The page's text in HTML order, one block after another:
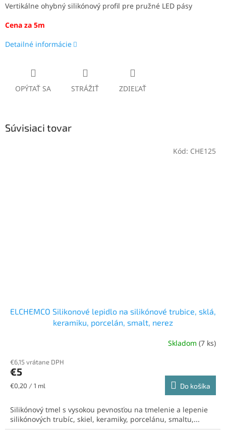
Vertikálne ohybný silikónový profil pre pružné LED pásy
Cena za 5m
Detailné informácie
OPÝTAŤ SA STRÁŽIŤ ZDIEĽAŤ
Súvisiaci tovar
ELCHEMCO Silikonové lepidlo na silikónové trubice, sklá,
keramiku, porcelán, smalt, nerez
Skladom (7 ks)
€6,15 vrátane DPH
€5
Jednotková
€0,20 / 1 ml Do košíka
Silikónový tmel s vysokou pevnosťou na tmelenie a lepenie
silikónových trubíc, skiel, keramiky, porcelánu, smaltu,...
Kód: CHE125